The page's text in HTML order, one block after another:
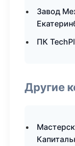
Завод
ПК
Другие